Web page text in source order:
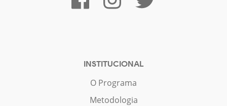
INSTITUCIONAL
O Programa
Metodologia